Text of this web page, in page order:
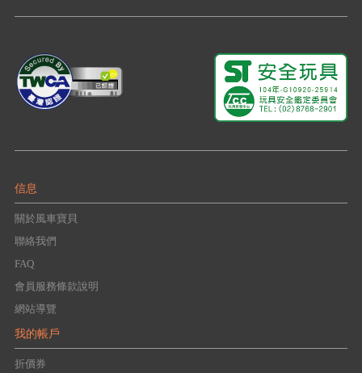
信息
關於風車寶貝
聯絡我們
FAQ
會員服務條款說明
網站導覽
我的帳戶
折價券